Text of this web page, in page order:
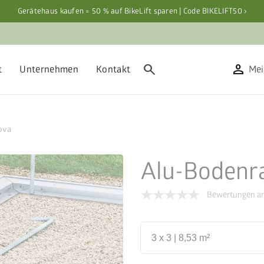
Gerätehaus kaufen = 50 % auf BikeLift sparen | Code BIKELIFT50 ›
Unternehmen Kontakt search person
Alu-
Bewertungen
3 x 3 | 8,53 m²